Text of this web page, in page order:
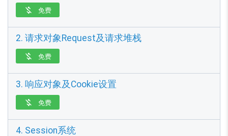
 免费
2. 请求对象Request及请求堆栈
 免费
3. 响应对象及Cookie设置
 免费
4. Session系统